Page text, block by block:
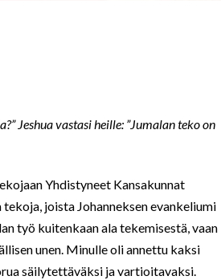
Jeshua vastasi heille: ”Jumalan teko on
Yhdistyneet Kansakunnat
joista Johanneksen evankeliumi
työ kuitenkaan ala tekemisestä, vaan
unen. Minulle oli annettu kaksi
säilytettäväksi ja vartioitavaksi.